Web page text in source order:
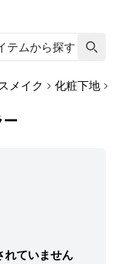
メイク 化粧下地
れていません